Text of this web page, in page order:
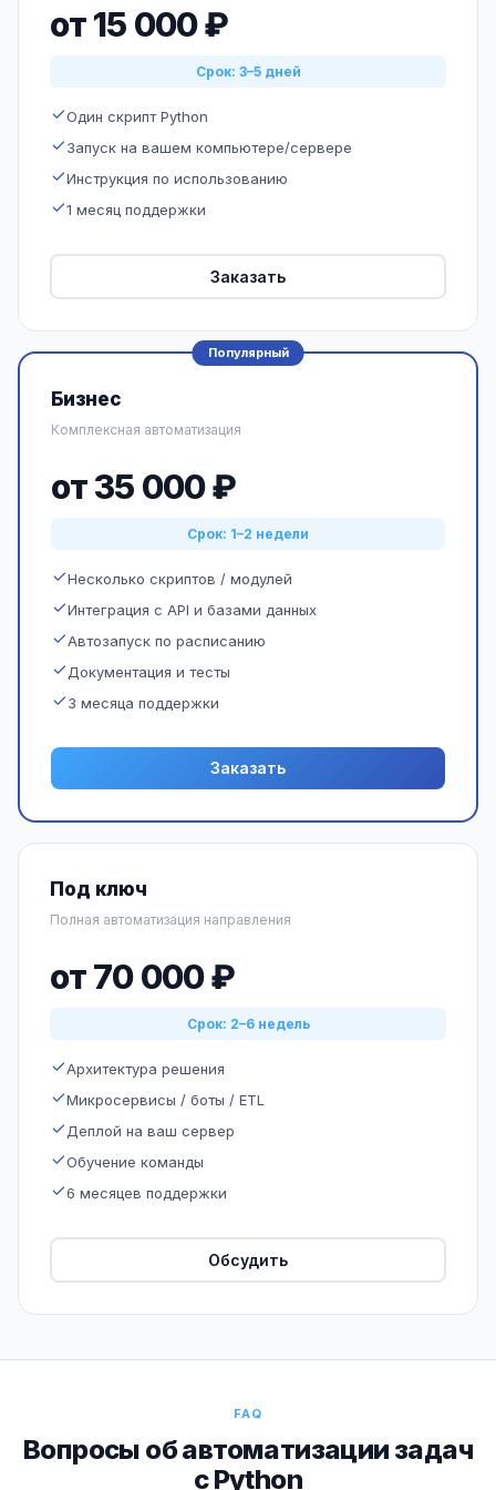
от 15 000 ₽
Срок: 3–5 дней
Один скрипт Python
Запуск на вашем компьютере/сервере
Инструкция по использованию
1 месяц поддержки
Заказать
Популярный
Бизнес
Комплексная автоматизация
от 35 000 ₽
Срок: 1–2 недели
Несколько скриптов / модулей
Интеграция с API и базами данных
Автозапуск по расписанию
Документация и тесты
3 месяца поддержки
Заказать
Под ключ
Полная автоматизация направления
от 70 000 ₽
Срок: 2–6 недель
Архитектура решения
Микросервисы / боты / ETL
Деплой на ваш сервер
Обучение команды
6 месяцев поддержки
Обсудить
FAQ
Вопросы об автоматизации задач
с Python